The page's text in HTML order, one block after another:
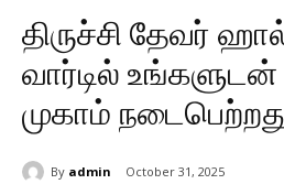
திருச்சி தேவர்
வார்டில்
முகாம்
By admin October 31, 2025